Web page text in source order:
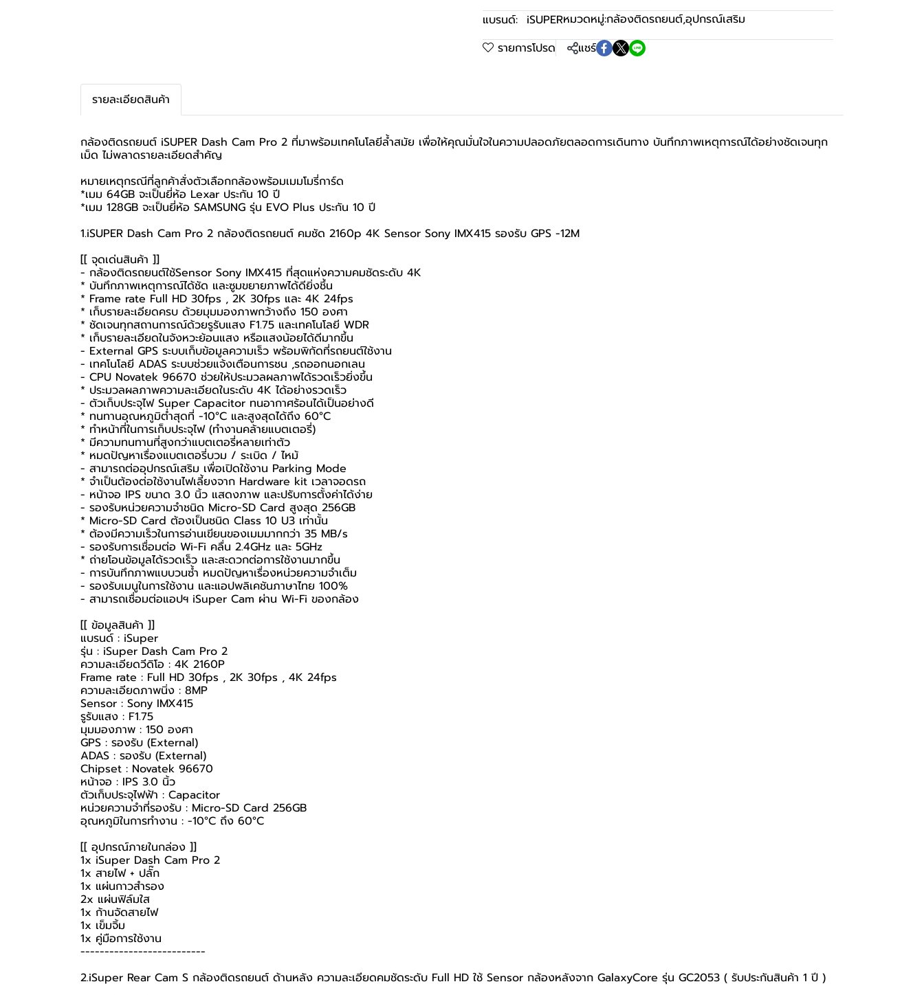
แบรนด์: iSUPERหมวดหมู่:กล้องติดรถยนต์,อุปกรณ์เสริม
รายการโปรด
แชร์
รายละเอียดสินค้า
กล้องติดรถยนต์ iSUPER Dash Cam Pro 2 ที่มาพร้อมเทคโนโลยีล้ำสมัย เพื่อให้คุณมั่นใจในความปลอดภัยตลอดการเดินทาง บันทึกภาพเหตุการณ์ได้อย่างชัดเจนทุก
เม็ด ไม่พลาดรายละเอียดสำคัญ
หมายเหตุกรณีที่ลูกค้าสั่งตัวเลือกกล้องพร้อมเมมโมรี่การ์ด
*เมม 64GB จะเป็นยี่ห้อ Lexar ประกัน 10 ปี
*เมม 128GB จะเป็นยี่ห้อ SAMSUNG รุ่น EVO Plus ประกัน 10 ปี
1.iSUPER Dash Cam Pro 2 กล้องติดรถยนต์ คมชัด 2160p 4K Sensor Sony IMX415 รองรับ GPS -12M
[[ จุดเด่นสินค้า ]]
- กล้องติดรถยนต์ใช้Sensor Sony IMX415 ที่สุดแห่งความคมชัดระดับ 4K
* บันทึกภาพเหตุการณ์ได้ชัด และซูมขยายภาพได้ดียิ่งชึ้น
* Frame rate Full HD 30fps , 2K 30fps และ 4K 24fps
* เก็บรายละเอียดครบ ด้วยมุมมองภาพกว้างถึง 150 องศา
* ชัดเจนทุกสถานการณ์ด้วยรูรับแสง F1.75 และเทคโนโลยี WDR
* เก็บรายละเอียดในจังหวะย้อนแสง หรือแสงน้อยได้ดีมากขึ้น
- External GPS ระบบเก็บข้อมูลความเร็ว พร้อมพิกัดที่รถยนต์ใช้งาน
- เทคโนโลยี ADAS ระบบช่วยแจ้งเตือนการชน ,รถออกนอกเลน
- CPU Novatek 96670 ช่วยให้ประมวลผลภาพได้รวดเร็วยิ่งขึ้น
* ประมวลผลภาพความละเอียดในระดับ 4K ได้อย่างรวดเร็ว
- ตัวเก็บประจุไฟ Super Capacitor ทนอากาศร้อนได้เป็นอย่างดี
* ทนทานอุณหภูมิต่ำสุดที่ -10°C และสูงสุดได้ถึง 60°C
* ทำหน้าที่ในการเก็บประจุไฟ (ทำงานคล้ายแบตเตอรี่)
* มีความทนทานที่สูงกว่าแบตเตอรี่หลายเท่าตัว
* หมดปัญหาเรื่องแบตเตอรี่บวม / ระเบิด / ไหม้
- สามารถต่ออุปกรณ์เสริม เพื่อเปิดใช้งาน Parking Mode
* จำเป็นต้องต่อใช้งานไฟเลี้ยงจาก Hardware kit เวลาจอดรถ
- หน้าจอ IPS ขนาด 3.0 นิ้ว แสดงภาพ และปรับการตั้งค่าได้ง่าย
- รองรับหน่วยความจำชนิด Micro-SD Card สูงสุด 256GB
* Micro-SD Card ต้องเป็นชนิด Class 10 U3 เท่านั้น
* ต้องมีความเร็วในการอ่านเขียนของเมมมากกว่า 35 MB/s
- รองรับการเชื่อมต่อ Wi-Fi คลื่น 2.4GHz และ 5GHz
* ถ่ายโอนข้อมูลได้รวดเร็ว และสะดวกต่อการใช้งานมากขึ้น
- การบันทึกภาพแบบวนซ้ำ หมดปัญหาเรื่องหน่วยความจำเต็ม
- รองรับเมนูในการใช้งาน และแอปพลิเคชันภาษาไทย 100%
- สามารถเชื่อมต่อแอปฯ iSuper Cam ผ่าน Wi-Fi ของกล้อง
[[ ข้อมูลสินค้า ]]
แบรนด์ : iSuper
รุ่น : iSuper Dash Cam Pro 2
ความละเอียดวีดิโอ : 4K 2160P
Frame rate : Full HD 30fps , 2K 30fps , 4K 24fps
ความละเอียดภาพนิ่ง : 8MP
Sensor : Sony IMX415
รูรับแสง : F1.75
มุมมองภาพ : 150 องศา
GPS : รองรับ (External)
ADAS : รองรับ (External)
Chipset : Novatek 96670
หน้าจอ : IPS 3.0 นิ้ว
ตัวเก็บประจุไฟฟ้า : Capacitor
หน่วยความจำที่รองรับ : Micro-SD Card 256GB
อุณหภูมิในการทำงาน : -10°C ถึง 60°C
[[ อุปกรณ์ภายในกล่อง ]]
1x iSuper Dash Cam Pro 2
1x สายไฟ + ปลั๊ก
1x แผ่นกาวสำรอง
2x แผ่นฟิล์มใส
1x ก้านจัดสายไฟ
1x เข็มจิ้ม
1x คู่มือการใช้งาน
--------------------------
2.iSuper Rear Cam S กล้องติดรถยนต์ ด้านหลัง ความละเอียดคมชัดระดับ Full HD ใช้ Sensor กล้องหลังจาก GalaxyCore รุ่น GC2053 ( รับประกันสินค้า 1 ปี )